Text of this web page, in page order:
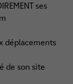
ses
déplacements
de son site